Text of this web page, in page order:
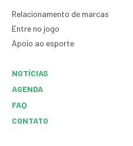
Relacionamento de marcas
Entre no jogo
Apoio ao esporte
NOTÍCIAS
AGENDA
FAQ
CONTATO